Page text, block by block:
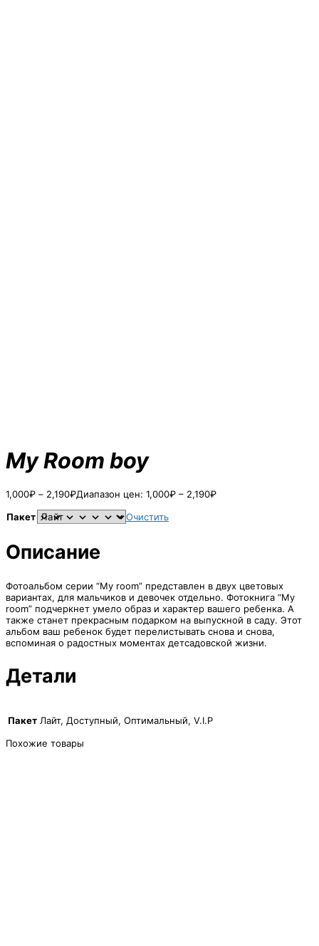
My Room boy
1,000₽ – 2,190₽Диапазон цен: 1,000₽ – 2,190₽
Пакет
Очистить
Описание
Фотоальбом серии “My room” представлен в двух цветовых
вариантах, для мальчиков и девочек отдельно. Фотокнига “My
room” подчеркнет умело образ и характер вашего ребенка. А
также станет прекрасным подарком на выпускной в саду. Этот
альбом ваш ребенок будет перелистывать снова и снова,
вспоминая о радостных моментах детсадовской жизни.
Детали
Пакет Лайт, Доступный, Оптимальный, V.I.P
Похожие товары